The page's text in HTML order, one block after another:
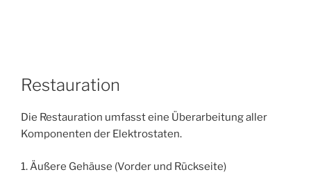
Restauration
Die Restauration umfasst eine Überarbeitung aller
Komponenten der Elektrostaten.
1. Äußere Gehäuse (Vorder und Rückseite)